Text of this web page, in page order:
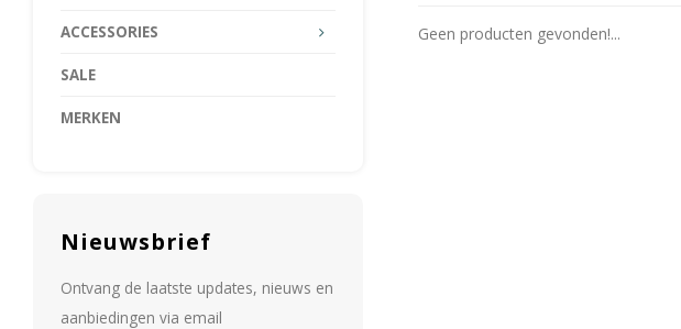
ACCESSORIES
SALE
MERKEN
Nieuwsbrief
Ontvang de laatste updates, nieuws en
aanbiedingen via email
Geen producten gevonden!...